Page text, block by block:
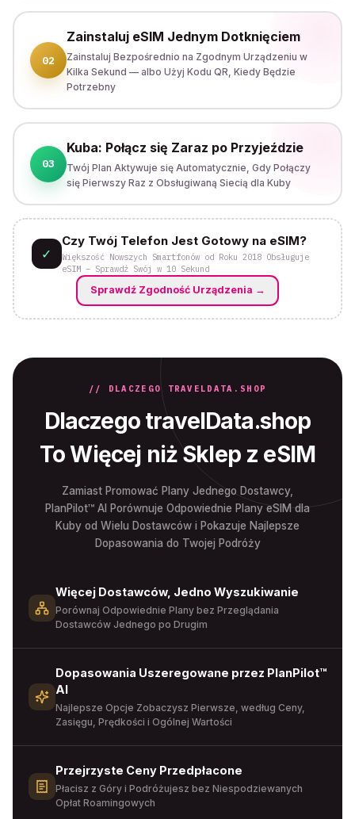
02
Zainstaluj eSIM Jednym Dotknięciem
Zainstaluj Bezpośrednio na Zgodnym Urządzeniu w
Kilka Sekund — albo Użyj Kodu QR, Kiedy Będzie
Potrzebny
03
Kuba: Połącz się Zaraz po Przyjeździe
Twój Plan Aktywuje się Automatycznie, Gdy Połączy
się Pierwszy Raz z Obsługiwaną Siecią dla Kuby
✓
Czy Twój Telefon Jest Gotowy na eSIM?
Większość Nowszych Smartfonów od Roku 2018 Obsługuje
eSIM – Sprawdź Swój w 10 Sekund
Sprawdź Zgodność Urządzenia →
// DLACZEGO TRAVELDATA.SHOP
Dlaczego travelData.shop
To Więcej niż Sklep z eSIM
Zamiast Promować Plany Jednego Dostawcy,
PlanPilot™ AI Porównuje Odpowiednie Plany eSIM dla
Kuby od Wielu Dostawców i Pokazuje Najlepsze
Dopasowania do Twojej Podróży
Więcej Dostawców, Jedno Wyszukiwanie
Porównaj Odpowiednie Plany bez Przeglądania
Dostawców Jednego po Drugim
Dopasowania Uszeregowane przez PlanPilot™
AI
Najlepsze Opcje Zobaczysz Pierwsze, według Ceny,
Zasięgu, Prędkości i Ogólnej Wartości
Przejrzyste Ceny Przedpłacone
Płacisz z Góry i Podróżujesz bez Niespodziewanych
Opłat Roamingowych